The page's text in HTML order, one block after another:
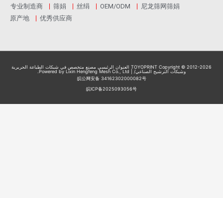
尼龙筛网筛娟
OEM/ODM
丝绢
筛娟
专业制造商
优秀供应商
原产地
TOYOPRINT Copyright © 2012-2026 العنوان الرئيسي مصنع متخصص في شبكات الطباعة الحريرية
وشبكات الترشيح الصناعي/ | Powered by Lixin Hengfeng Mesh Co., Ltd.
皖公网安备 34162302000082号
皖ICP备2025093056号